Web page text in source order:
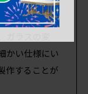
ー製作も有料
かい仕様にい
作することが